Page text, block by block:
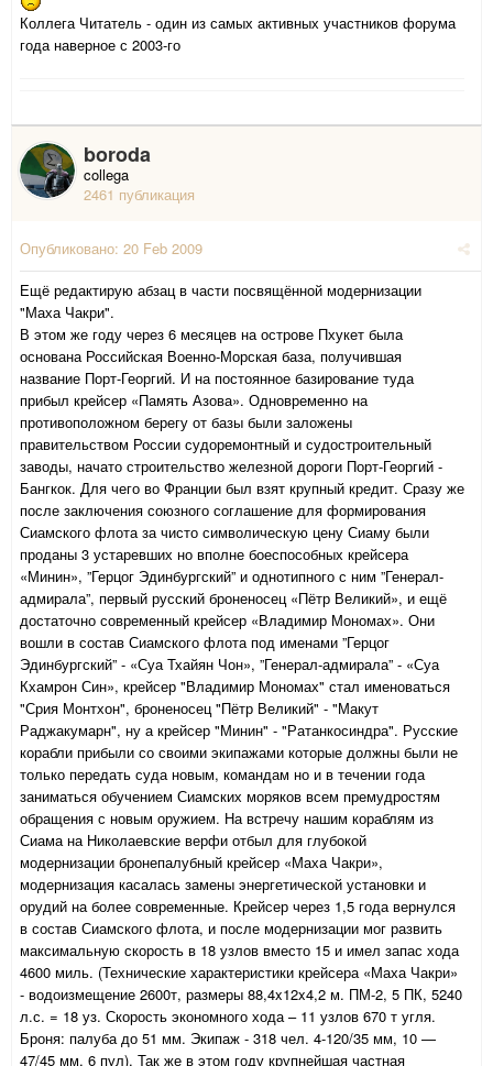
Коллега Читатель - один из самых активных участников форума
года наверное с 2003-го
boroda
collega
2461 публикация
Опубликовано: 20 Feb 2009
Ещё редактирую абзац в части посвящённой модернизации
"Маха Чакри".
В этом же году через 6 месяцев на острове Пхукет была
основана Российская Военно-Морская база, получившая
название Порт-Георгий. И на постоянное базирование туда
прибыл крейсер «Память Азова». Одновременно на
противоположном берегу от базы были заложены
правительством России судоремонтный и судостроительный
заводы, начато строительство железной дороги Порт-Георгий -
Бангкок. Для чего во Франции был взят крупный кредит. Сразу же
после заключения союзного соглашение для формирования
Сиамского флота за чисто символическую цену Сиаму были
проданы 3 устаревших но вполне боеспособных крейсера
«Минин», ”Герцог Эдинбургский” и однотипного с ним ”Генерал-
адмирала”, первый русский броненосец «Пётр Великий», и ещё
достаточно современный крейсер «Владимир Мономах». Они
вошли в состав Сиамского флота под именами ”Герцог
Эдинбургский” - «Суа Тхайян Чон», ”Генерал-адмирала” - «Суа
Кхамрон Син», крейсер "Владимир Мономах" стал именоваться
"Срия Монтхон", броненосец "Пётр Великий" - "Макут
Раджакумарн", ну а крейсер "Минин" - "Ратанкосиндра". Русские
корабли прибыли со своими экипажами которые должны были не
только передать суда новым, командам но и в течении года
заниматься обучением Сиамских моряков всем премудростям
обращения с новым оружием. На встречу нашим кораблям из
Сиама на Николаевские верфи отбыл для глубокой
модернизации бронепалубный крейсер «Маха Чакри»,
модернизация касалась замены энергетической установки и
орудий на более современные. Крейсер через 1,5 года вернулся
в состав Сиамского флота, и после модернизации мог развить
максимальную скорость в 18 узлов вместо 15 и имел запас хода
4600 миль. (Технические характеристики крейсера «Маха Чакри»
- водоизмещение 2600т, размеры 88,4x12x4,2 м. ПМ-2, 5 ПК, 5240
л.с. = 18 уз. Скорость экономного хода – 11 узлов 670 т угля.
Броня: палуба до 51 мм. Экипаж - 318 чел. 4-120/35 мм, 10 —
47/45 мм, 6 пул). Так же в этом году крупнейшая частная